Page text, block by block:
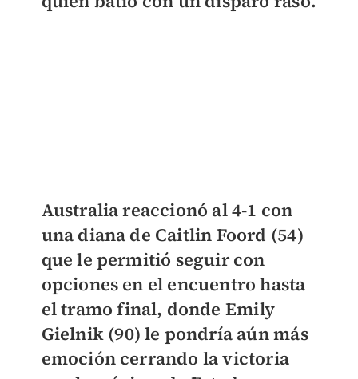
Australia reaccionó al 4-1 con
una diana de Caitlin Foord (54)
que le permitió seguir con
opciones en el encuentro hasta
el tramo final, donde Emily
Gielnik (90) le pondría aún más
emoción cerrando la victoria